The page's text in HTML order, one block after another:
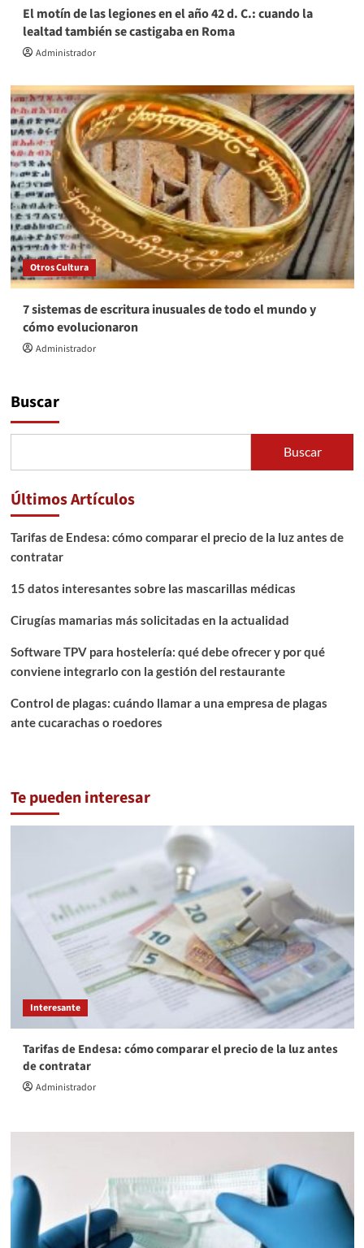
El motín de las legiones en el año 42 d. C.: cuando la
lealtad también se castigaba en Roma
Administrador
Otros Cultura
7 sistemas de escritura inusuales de todo el mundo y
cómo evolucionaron
Administrador
Buscar
Buscar
Últimos Artículos
Tarifas de Endesa: cómo comparar el precio de la luz antes de
contratar
15 datos interesantes sobre las mascarillas médicas
Cirugías mamarias más solicitadas en la actualidad
Software TPV para hostelería: qué debe ofrecer y por qué
conviene integrarlo con la gestión del restaurante
Control de plagas: cuándo llamar a una empresa de plagas
ante cucarachas o roedores
Te pueden interesar
Interesante
Tarifas de Endesa: cómo comparar el precio de la luz antes
de contratar
Administrador